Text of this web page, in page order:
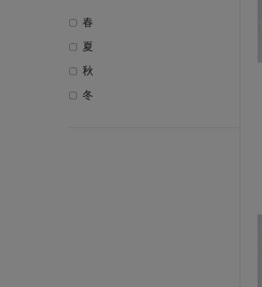
春
夏
秋
冬